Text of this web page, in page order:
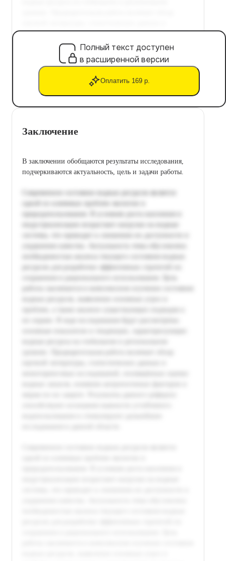
Полный текст доступен
в расширенной версии
Оплатить 169 р.
Заключение
В заключении обобщаются результаты исследования,
подчеркиваются актуальность, цель и задачи работы.